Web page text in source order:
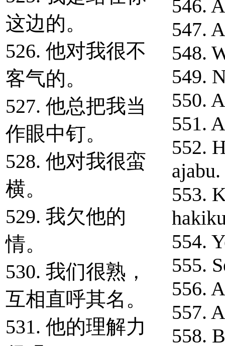
这边的。
526. 他对我很不
客气的。
527. 他总把我当
作眼中钉。
528. 他对我很蛮
横。
529. 我欠他的
情。
530. 我们很熟，
互相直呼其名。
531. 他的理解力
546.
547.
548.
549.
550.
551.
552.
ajabu.
553.
554.
555.
556.
557.
558.